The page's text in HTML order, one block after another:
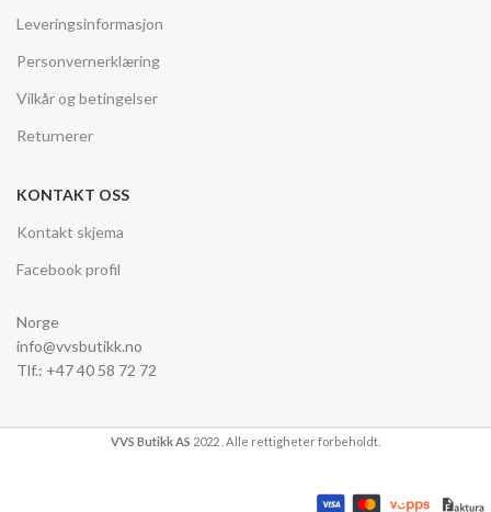
Leveringsinformasjon
Personvernerklæring
Vilkår og betingelser
Returnerer
KONTAKT OSS
Kontakt skjema
Facebook profil
Norge
info@vvsbutikk.no
Tlf.: +47 40 58 72 72
VVS Butikk AS 2022 . Alle rettigheter forbeholdt.